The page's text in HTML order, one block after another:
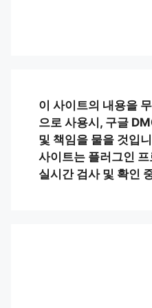
이 사이트의 내용을
으로 사용시, 구글
및 책임을 물을 것입
사이트는 플러그인 프
실시간 검사 및 확인